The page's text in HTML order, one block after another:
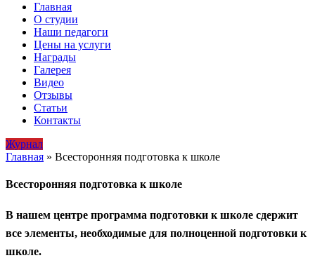
Главная
О студии
Наши педагоги
Цены на услуги
Награды
Галерея
Видео
Отзывы
Статьи
Контакты
Журнал
Главная » Всесторонняя подготовка к школе
Всесторонняя подготовка к школе
В нашем центре программа подготовки к школе сдержит
все элементы, необходимые для полноценной подготовки к
школе.